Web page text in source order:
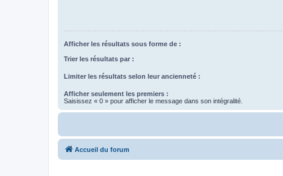
Afficher les résultats sous forme de :
Trier les résultats par :
Limiter les résultats selon leur ancienneté :
Afficher seulement les premiers :
Saisissez « 0 » pour afficher le message dans son intégralité.
Accueil du forum